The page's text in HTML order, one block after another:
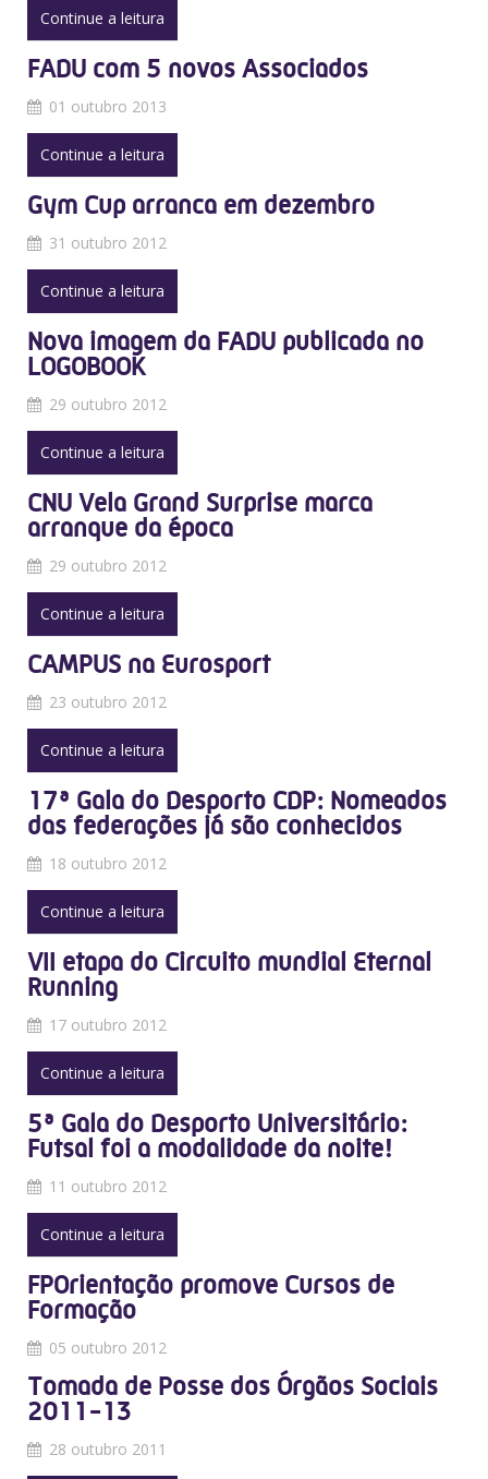
Continue a leitura
FADU com 5 novos Associados
01 outubro 2013
Continue a leitura
Gym Cup arranca em dezembro
31 outubro 2012
Continue a leitura
Nova imagem da FADU publicada no
LOGOBOOK
29 outubro 2012
Continue a leitura
CNU Vela Grand Surprise marca
arranque da época
29 outubro 2012
Continue a leitura
CAMPUS na Eurosport
23 outubro 2012
Continue a leitura
17ª Gala do Desporto CDP: Nomeados
das federações já são conhecidos
18 outubro 2012
Continue a leitura
VII etapa do Circuito mundial Eternal
Running
17 outubro 2012
Continue a leitura
5ª Gala do Desporto Universitário:
Futsal foi a modalidade da noite!
11 outubro 2012
Continue a leitura
FPOrientação promove Cursos de
Formação
05 outubro 2012
Tomada de Posse dos Órgãos Sociais
2011-13
28 outubro 2011